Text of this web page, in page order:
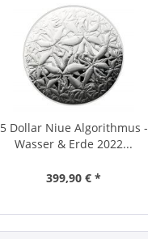
5 Dollar Niue Algorithmus -
Wasser & Erde 2022...
399,90 € *